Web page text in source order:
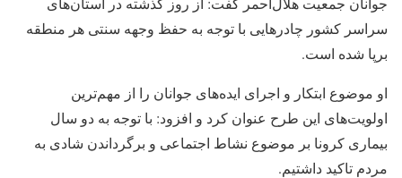
سراسر کشور چادرهایی با توجه به حفظ وجهه سنتی هر منطقه
برپا شده است.
او موضوع ابتکار و اجرای ایده‌های جوانان را از مهم‌ترین
اولویت‌های این طرح عنوان کرد و افزود: با توجه به دو سال
بیماری کرونا بر موضوع نشاط اجتماعی و برگرداندن شادی به
مردم تاکید داشتیم.